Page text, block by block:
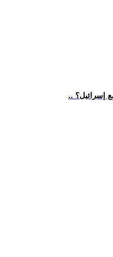
إسرائيل؟